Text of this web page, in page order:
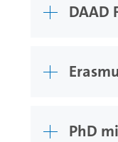
DAAD
PhD